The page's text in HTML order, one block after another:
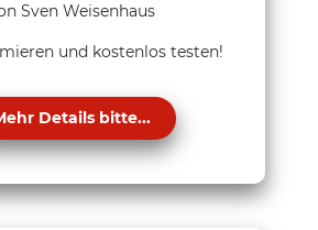
Sven Weisenhaus
und kostenlos testen!
Details bitte...